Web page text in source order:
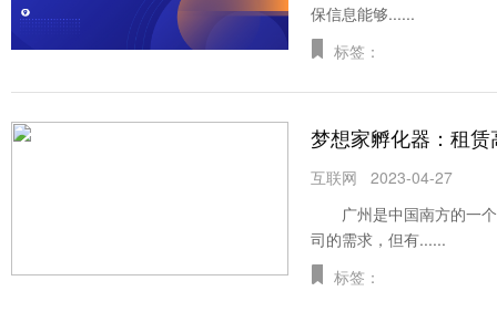
保信息能够......
标签：
梦想家孵化器：租
互联网
2023-04-27
广州是中国南方的一个
司的需求，但有......
标签：